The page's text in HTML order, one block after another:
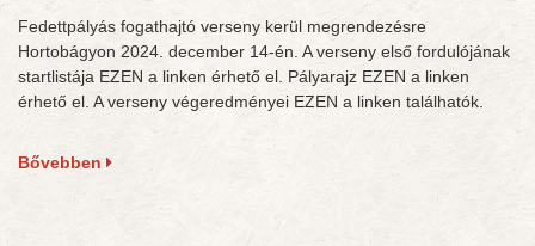
Fedettpályás fogathajtó verseny kerül megrendezésre
Hortobágyon 2024. december 14-én. A verseny első fordulójának
startlistája EZEN a linken érhető el. Pályarajz EZEN a linken
érhető el. A verseny végeredményei EZEN a linken találhatók.
Bővebben